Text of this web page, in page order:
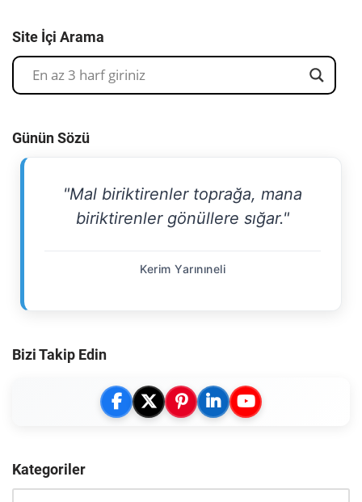
Site İçi Arama
Günün Sözü
"Mal biriktirenler toprağa, mana
biriktirenler gönüllere sığar."
Kerim Yarınıneli
Bizi Takip Edin
Kategoriler